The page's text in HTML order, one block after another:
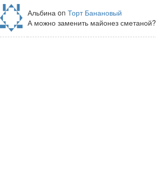
Альбина on Торт Банановый
А можно заменить майонез сметаной?